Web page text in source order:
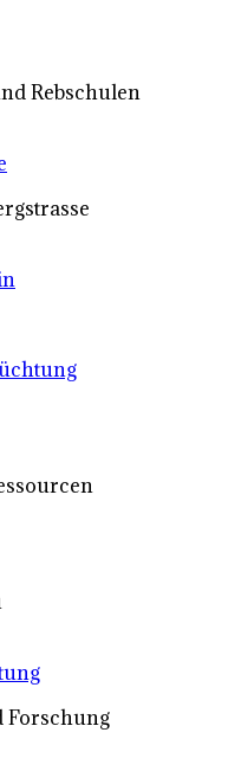
Rebschulen
Forschung